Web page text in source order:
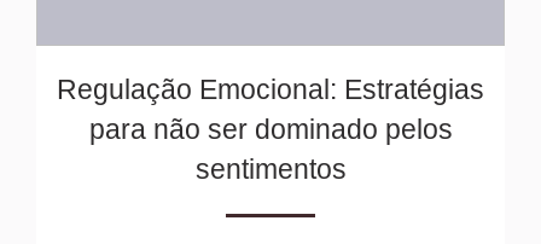
Regulação Emocional: Estratégias
para não ser dominado pelos
sentimentos